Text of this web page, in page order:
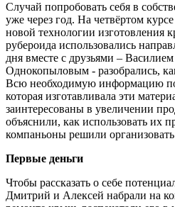
Случай попробовать себя в
уже через год. На четвёртом
новой технологии изготовления
рубероида использовались
дня вместе с друзьями –
Однокопыловым - разобрались,
Всю необходимую информацию
которая изготавливала эти
заинтересованы в увеличении
объяснили, как использовать их
компаньоны решили
Первые деньги
Чтобы рассказать о себе
Дмитрий и Алексей набрали на